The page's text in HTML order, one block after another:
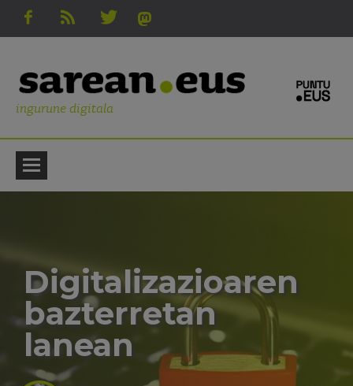
ingurune digitala
Digitalizazioaren
bazterretan
lanean